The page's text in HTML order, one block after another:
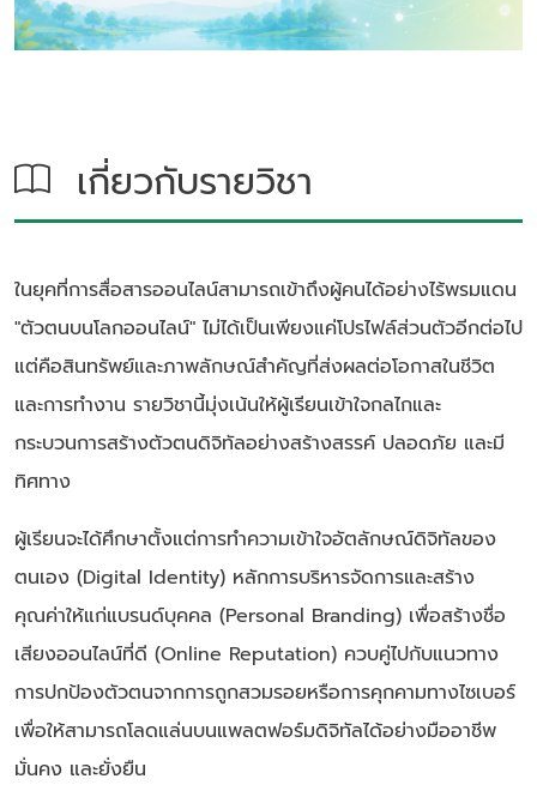
เกี่ยวกับรายวิชา
ในยุคที่การสื่อสารออนไลน์สามารถเข้าถึงผู้คนได้อย่างไร้พรมแดน
"ตัวตนบนโลกออนไลน์" ไม่ได้เป็นเพียงแค่โปรไฟล์ส่วนตัวอีกต่อไป
แต่คือสินทรัพย์และภาพลักษณ์สำคัญที่ส่งผลต่อโอกาสในชีวิต
และการทำงาน รายวิชานี้มุ่งเน้นให้ผู้เรียนเข้าใจกลไกและ
กระบวนการสร้างตัวตนดิจิทัลอย่างสร้างสรรค์ ปลอดภัย และมี
ทิศทาง
ผู้เรียนจะได้ศึกษาตั้งแต่การทำความเข้าใจอัตลักษณ์ดิจิทัลของ
ตนเอง (Digital Identity) หลักการบริหารจัดการและสร้าง
คุณค่าให้แก่แบรนด์บุคคล (Personal Branding) เพื่อสร้างชื่อ
เสียงออนไลน์ที่ดี (Online Reputation) ควบคู่ไปกับแนวทาง
การปกป้องตัวตนจากการถูกสวมรอยหรือการคุกคามทางไซเบอร์
เพื่อให้สามารถโลดแล่นบนแพลตฟอร์มดิจิทัลได้อย่างมืออาชีพ
มั่นคง และยั่งยืน